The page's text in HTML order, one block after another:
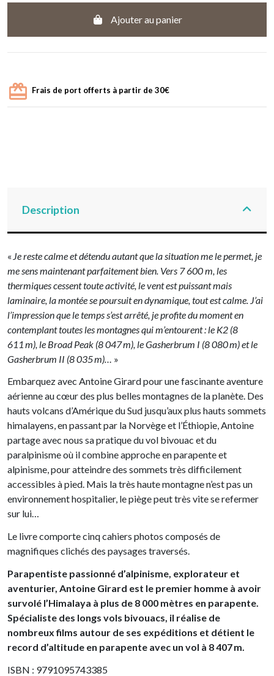
Ajouter au panier
Frais de port offerts à partir de 30€
Description
« Je reste calme et détendu autant que la situation me le permet, je
me sens maintenant parfaitement bien. Vers 7 600 m, les
thermiques cessent toute activité, le vent est puissant mais
laminaire, la montée se poursuit en dynamique, tout est calme. J’ai
l’impression que le temps s’est arrêté, je profite du moment en
contemplant toutes les montagnes qui m’entourent : le K2 (8
611 m), le Broad Peak (8 047 m), le Gasherbrum I (8 080 m) et le
Gasherbrum II (8 035 m)…
»
Embarquez avec Antoine Girard pour une fascinante aventure
aérienne au cœur des plus belles montagnes de la planète. Des
hauts volcans d’Amérique du Sud jusqu’aux plus hauts sommets
himalayens, en passant par la Norvège et l’Éthiopie, Antoine
partage avec nous sa pratique du vol bivouac et du
paralpinisme où il combine approche en parapente et
alpinisme, pour atteindre des sommets très difficilement
accessibles à pied. Mais la très haute montagne n’est pas un
environnement hospitalier, le piège peut très vite se refermer
sur lui…
Le livre comporte cinq cahiers photos composés de
magnifiques clichés des paysages traversés.
Parapentiste passionné d’alpinisme, explorateur et
aventurier, Antoine Girard est le premier homme à avoir
survolé l’Himalaya à plus de 8 000 mètres en parapente.
Spécialiste des longs vols bivouacs, il réalise de
nombreux films autour de ses expéditions et détient le
record d’altitude en parapente avec un vol à 8 407 m.
ISBN : 9791095743385